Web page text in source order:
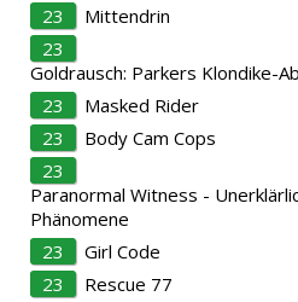
23
Mittendrin
23
Goldrausch: Parkers Klondike-
23
Masked Rider
23
Body Cam Cops
23
Paranormal Witness -
Phänomene
23
Girl Code
23
Rescue 77